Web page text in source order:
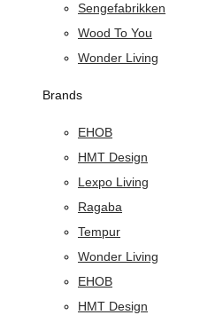
Sengefabrikken
Wood To You
Wonder Living
Brands
EHOB
HMT Design
Lexpo Living
Ragaba
Tempur
Wonder Living
EHOB
HMT Design